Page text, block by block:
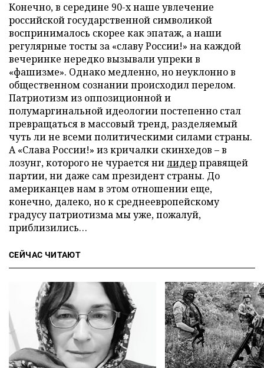
Конечно, в середине 90-х наше увлечение
российской государственной символикой
воспринималось скорее как эпатаж, а наши
регулярные тосты за «славу России!» на каждой
вечеринке нередко вызывали упреки в
«фашизме». Однако медленно, но неуклонно в
общественном сознании происходил перелом.
Патриотизм из оппозиционной и
полумаргинальной идеологии постепенно стал
превращаться в массовый тренд, разделяемый
чуть ли не всеми политическими силами страны.
А «Слава России!» из кричалки скинхедов – в
лозунг, которого не чурается нилидерправящей
партии, ни даже сам президент страны. До
американцев нам в этом отношении еще,
конечно, далеко, но к среднеевропейскому
градусу патриотизма мы уже, пожалуй,
приблизились…
СЕЙЧАС ЧИТАЮТ